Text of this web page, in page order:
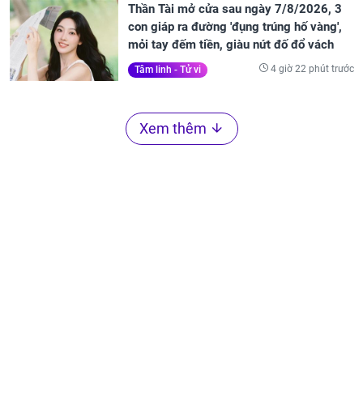
Thần Tài mở cửa sau ngày 7/8/2026, 3
con giáp ra đường 'đụng trúng hố vàng',
mỏi tay đếm tiền, giàu nứt đố đổ vách
Tâm linh - Tử vi 4 giờ 22 phút trước
Xem thêm